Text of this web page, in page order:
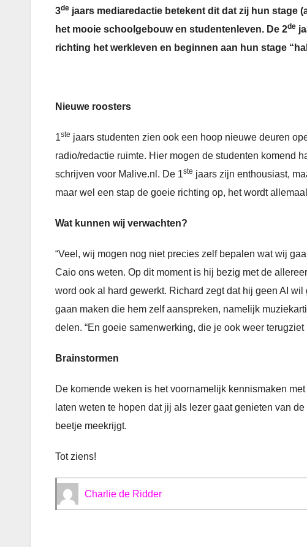
3de jaars mediaredactie betekent dit dat zij hun stage
het mooie schoolgebouw en studentenleven. De 2de
richting het werkleven en beginnen aan hun stage
Nieuwe roosters
1ste jaars studenten zien ook een hoop nieuwe deuren
radio/redactie ruimte. Hier mogen de studenten komend
schrijven voor Malive.nl. De 1ste jaars zijn enthousiast,
maar wel een stap de goeie richting op, het wordt
Wat kunnen wij verwachten?
“Veel, wij mogen nog niet precies zelf bepalen wat wij
Caio ons weten. Op dit moment is hij bezig met de
word ook al hard gewerkt. Richard zegt dat hij geen AI
gaan maken die hem zelf aanspreken, namelijk
delen. “En goeie samenwerking, die je ook weer terugziet
Brainstormen
De komende weken is het voornamelijk kennismaken
laten weten te hopen dat jij als lezer gaat genieten van
beetje meekrijgt.
Tot ziens!
Charlie de Ridder